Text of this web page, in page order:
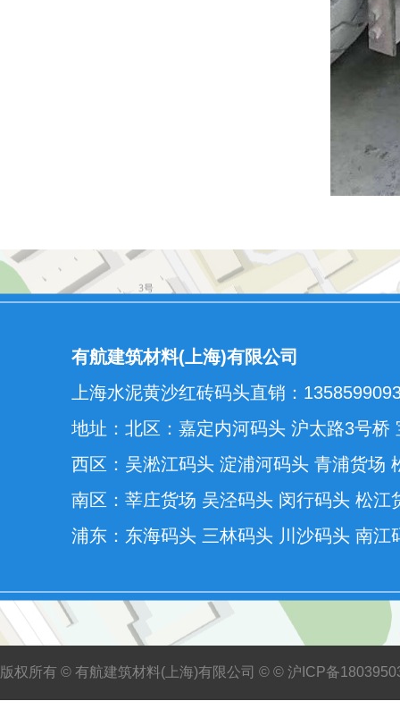
有航建筑材料(上海)有限公司
上海水泥黄沙红砖码头直销：
地址：北区：嘉定内河码头 沪太路3号
西区：吴淞江码头 淀浦河码头 青浦货场
南区：莘庄货场 吴泾码头 闵行码头 松江
浦东：东海码头 三林码头 川沙码头 南江
版权所有 © 有航建筑材料(上海)有限公司 © © 沪ICP备